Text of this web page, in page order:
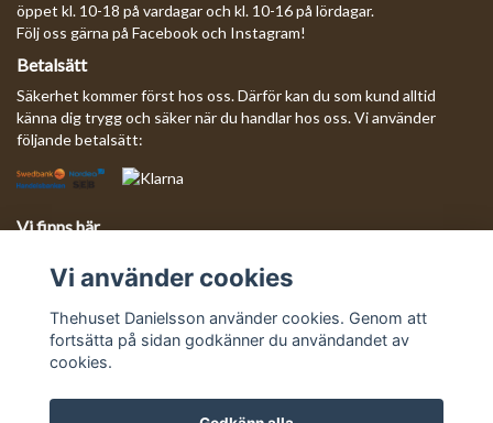
öppet kl. 10-18 på vardagar och kl. 10-16 på lördagar.
Följ oss gärna på Facebook och Instagram!
Betalsätt
Säkerhet kommer först hos oss. Därför kan du som kund alltid
känna dig trygg och säker när du handlar hos oss. Vi använder
följande betalsätt:
Vi finns här
Mejla oss så svarar vi så fort vi kan!
Vi använder cookies
Thehuset Danielsson använder cookies. Genom att
fortsätta på sidan godkänner du användandet av
cookies.